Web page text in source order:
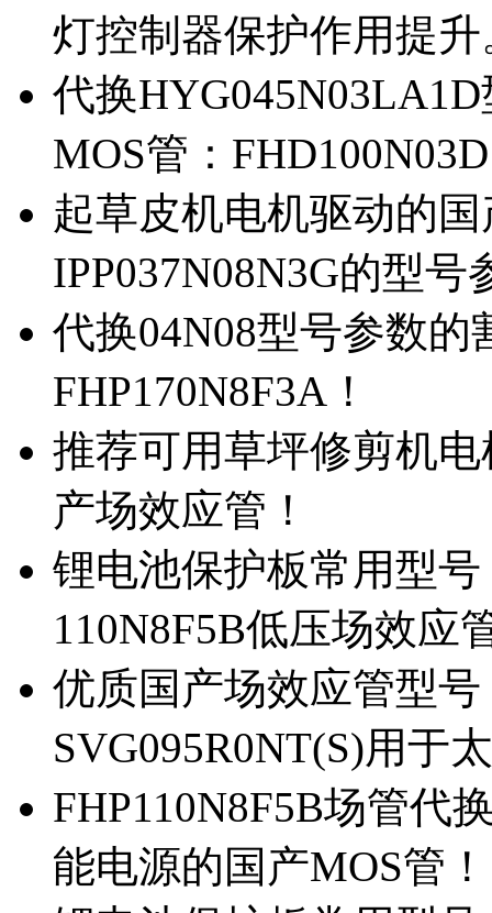
灯控制器保护作用提升
代换
MOS管：
起草皮机电机驱动的
IPP037N08N3G的型号
代换04N08型号参数
FHP170N8F3A！
推荐可用草坪修剪机电
产场效应管！
锂电池保护板常用型号
110N8F5B低压场效应
优质国产场效应管型
SVG095R0NT(S)用于
FHP110N8F5B场管代
能电源的国产MOS管！